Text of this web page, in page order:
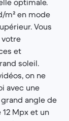
optimale.
m² en mode
Vous
votre
et
soleil.
on ne
avec une
angle de
Mpx et un